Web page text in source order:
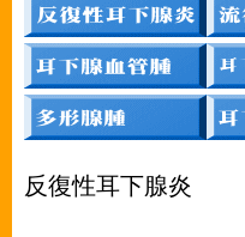
反復性耳下腺炎